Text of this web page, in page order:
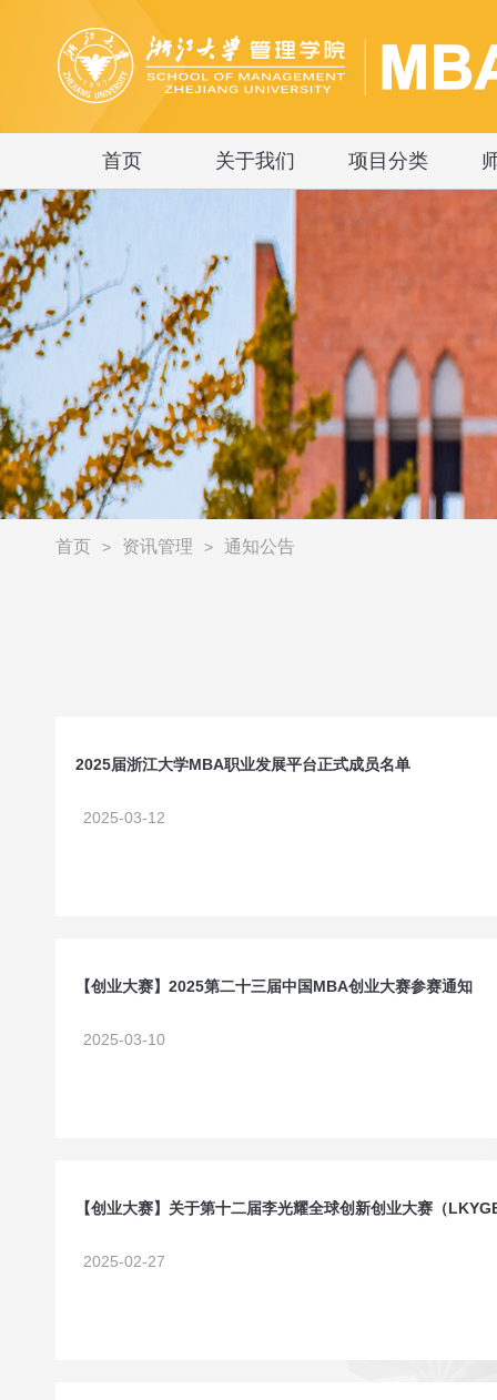
首页 关于我们 项目分类
首页 > 资讯管理 > 通知公告
2025届浙江大学MBA职业发展平台正式成员名单
2025-03-12
【创业大赛】2025第二十三届中国MBA创业大赛参赛通知
2025-03-10
【创业大赛】关于第十二届李光耀全球创新创业大赛（
2025-02-27